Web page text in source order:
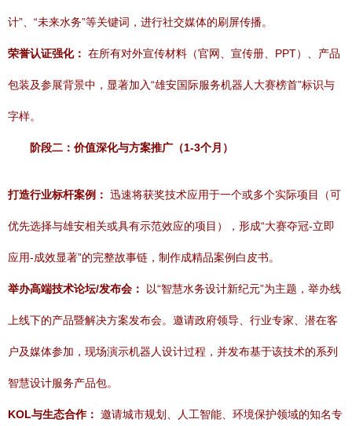
计”、“未来水务”等关键词，进行社交媒体的刷屏传播。
荣誉认证强化： 在所有对外宣传材料（官网、宣传册、PPT）、产品
包装及参展背景中，显著加入“雄安国际服务机器人大赛榜首”标识与
字样。
阶段二：价值深化与方案推广（1-3个月）
打造行业标杆案例： 迅速将获奖技术应用于一个或多个实际项目（可
优先选择与雄安相关或具有示范效应的项目），形成“大赛夺冠-立即
应用-成效显著”的完整故事链，制作成精品案例白皮书。
举办高端技术论坛/发布会： 以“智慧水务设计新纪元”为主题，举办线
上线下的产品暨解决方案发布会。邀请政府领导、行业专家、潜在客
户及媒体参加，现场演示机器人设计过程，并发布基于该技术的系列
智慧设计服务产品包。
KOL与生态合作： 邀请城市规划、人工智能、环境保护领域的知名专